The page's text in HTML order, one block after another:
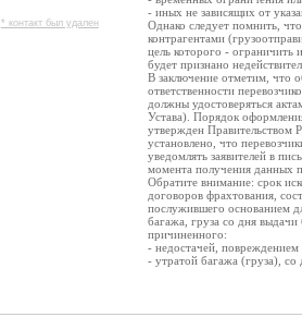
* контакт был удален
- иных не зависящих от
Однако следует помнить,
контрагентами
цель которого - ограничить
будет признано
В заключение отметим, что
ответственности
должны удостоверяться
Устава). Порядок
утвержден Правительством
установлено, что
уведомлять заявителей в
момента получения данных
Обратите внимание: срок
договоров фрахтования,
послужившего основанием
багажа, груза со дня
причиненного:
- недостачей,
- утратой багажа (груза),